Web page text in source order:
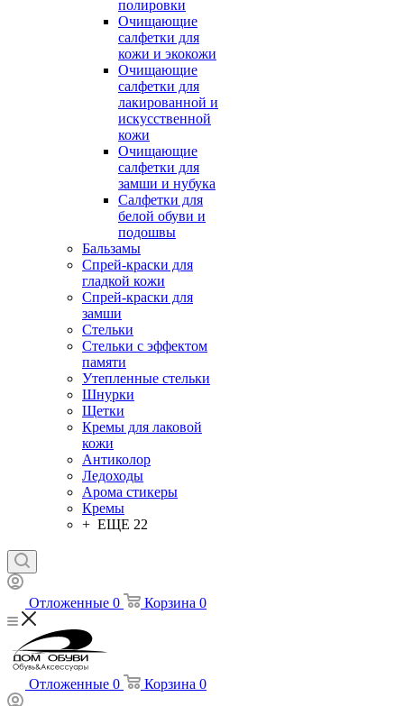
полировки
Очищающие
салфетки для
кожи и экокожи
Очищающие
салфетки для
лакированной и
искусственной
кожи
Очищающие
салфетки для
замши и нубука
Салфетки для
белой обуви и
подошвы
Бальзамы
Спрей-краски для
гладкой кожи
Спрей-краски для
замши
Стельки
Стельки с эффектом
памяти
Утепленные стельки
Шнурки
Щетки
Кремы для лаковой
кожи
Антиколор
Ледоходы
Арома стикеры
Кремы
+ ЕЩЕ 22
Отложенные 0 Корзина 0
Отложенные 0 Корзина 0